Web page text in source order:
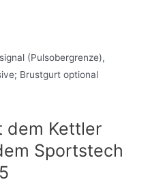
(Pulsobergrenze),
Brustgurt optional
dem Kettler
Sportstech